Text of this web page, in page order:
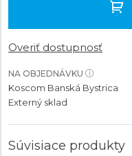
Overiť dostupnosť
NA OBJEDNÁVKU
Koscom Banská Bystrica
Externý sklad
Súvisiace produkty